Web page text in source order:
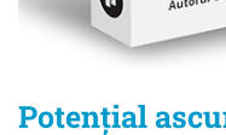
Potențial